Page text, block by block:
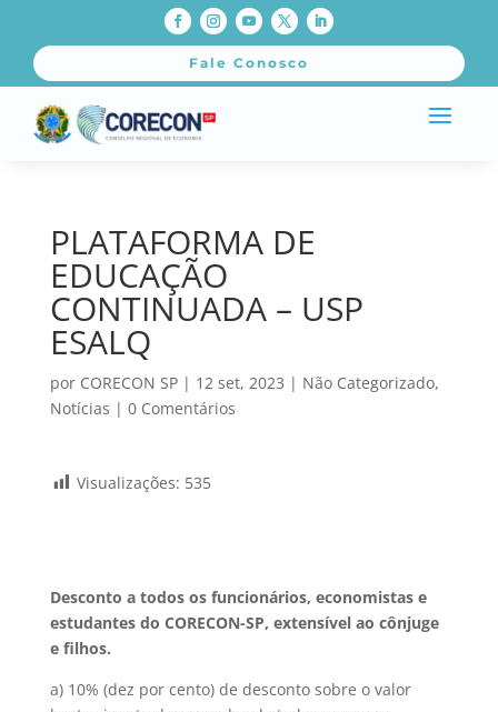
Fale Conosco
PLATAFORMA DE
EDUCAÇÃO
CONTINUADA – USP
ESALQ
por CORECON SP| 12 set, 2023 | Não Categorizado,
Notícias | 0 Comentários
Visualizações: 535
Desconto a todos os funcionários, economistas e
estudantes do CORECON-SP, extensível ao cônjuge
e filhos.
a) 10% (dez por cento) de desconto sobre o valor